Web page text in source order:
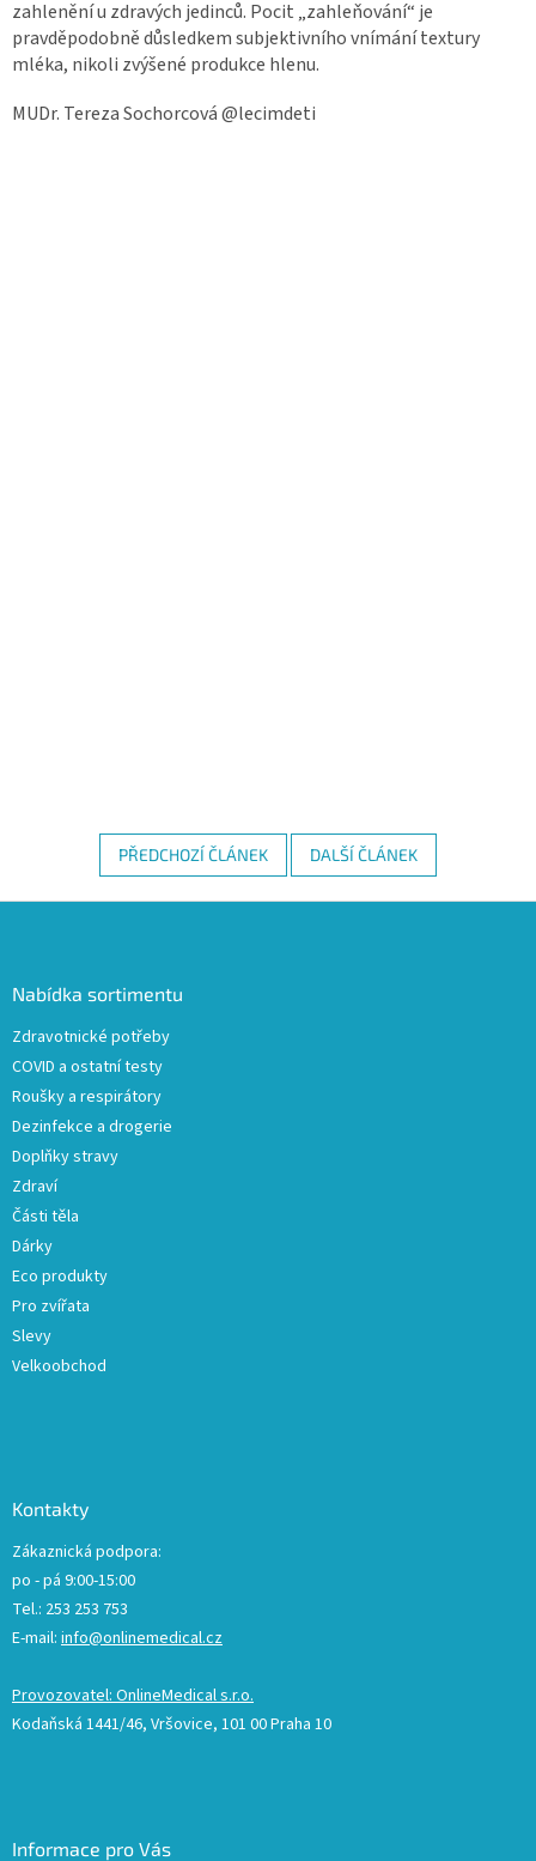
zahlenění u zdravých jedinců. Pocit „zahleňování“ je
pravděpodobně důsledkem subjektivního vnímání textury
mléka, nikoli zvýšené produkce hlenu.
MUDr. Tereza Sochorcová @lecimdeti
PŘEDCHOZÍ ČLÁNEK DALŠÍ ČLÁNEK
Nabídka sortimentu
Zdravotnické potřeby
COVID a ostatní testy
Roušky a respirátory
Dezinfekce a drogerie
Doplňky stravy
Zdraví
Části těla
Dárky
Eco produkty
Pro zvířata
Slevy
Velkoobchod
Kontakty
Zákaznická podpora:
po - pá 9:00-15:00
Tel.: 253 253 753
E-mail: info@onlinemedical.cz
Provozovatel: OnlineMedical s.r.o.
Kodaňská 1441/46, Vršovice, 101 00 Praha 10
Informace pro Vás